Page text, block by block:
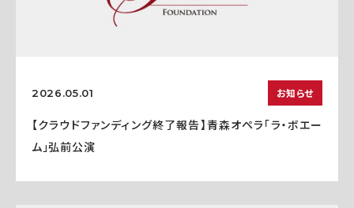
2026.05.01 お知らせ
【クラウドファンディング終了報告】青森オペラ「ラ・ボエー
ム」弘前公演